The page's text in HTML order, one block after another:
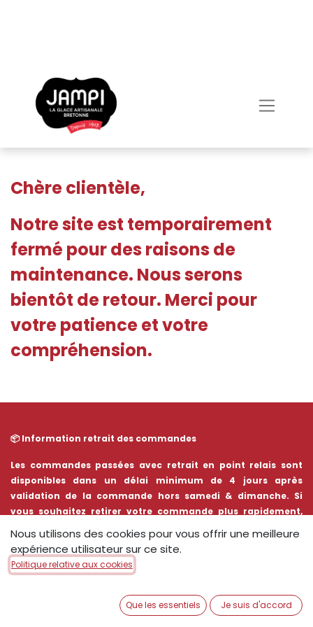
Chère clientèle,
Notre site est temporairement
fermé pour des raisons de
maintenance. Nous serons
bientôt de retour. Merci pour
votre patience et votre
compréhension.
📦 Information retrait des commandes​
Les commandes passées avec retrait en point relais sont
disponibles dans un délai minimum de 4 jours après
validation de la commande hors samedi & dimanche. Si
vous souhaitez retirer votre commande plus rapidement,
Kergaradec afin de vérifier sa disponibilité.
Nous utilisons des cookies pour vous offrir une meilleure
expérience utilisateur sur ce site.
Politique relative aux cookies
Que les essentiels Je suis d'accord